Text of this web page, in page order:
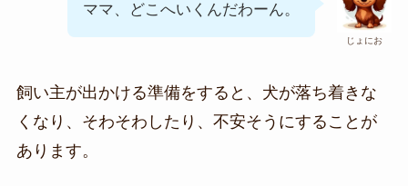
じょにお
ママ、どこへいくんだわーん。
飼い主が出かける準備をすると、犬が落ち着きな
くなり、そわそわしたり、不安そうにすることが
あります。